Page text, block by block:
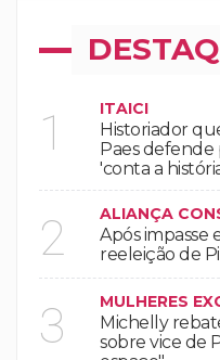
1 ITAICI
Historiador
Paes defende
'conta a
2 ALIANÇA
Após impasse
reeleição de
3 MULHERES
Michelly
sobre vice de